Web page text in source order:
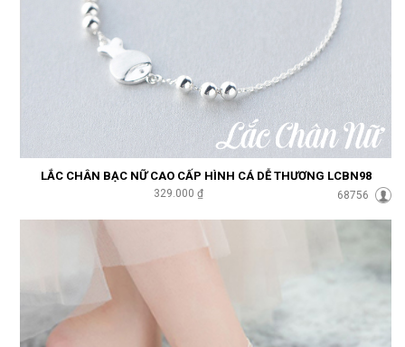
LẮC CHÂN BẠC NỮ CAO CẤP HÌNH CÁ DỄ THƯƠNG LCBN98
329.000 ₫ 68756